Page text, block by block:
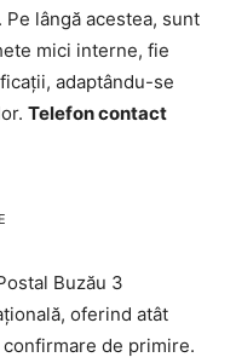
lângă acestea, sunt
mici interne, fie
adaptându-se
Telefon contact
Buzău 3
oferind atât
de primire.